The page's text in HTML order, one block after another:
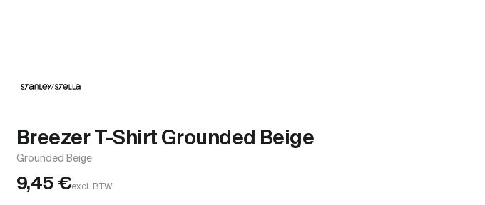
Breezer T-Shirt Grounded Beige
Grounded Beige
9,45€excl. BTW